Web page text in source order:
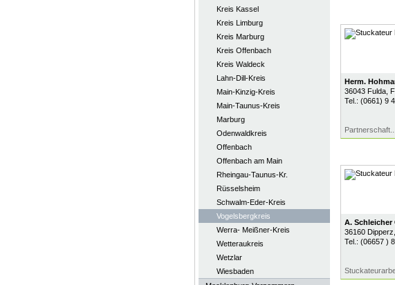
Kreis Kassel
Kreis Limburg
Kreis Marburg
Kreis Offenbach
Kreis Waldeck
Lahn-Dill-Kreis
Main-Kinzig-Kreis
Main-Taunus-Kreis
Marburg
Odenwaldkreis
Offenbach
Offenbach am Main
Rheingau-Taunus-Kr.
Rüsselsheim
Schwalm-Eder-Kreis
Vogelsbergkreis
Werra- Meißner-Kreis
Wetteraukreis
Wetzlar
Wiesbaden
Herm.
36043 Fulda,
Tel.: (0661) 9
A. Schleicher
36160 Dipperz
Tel.: (06657 )